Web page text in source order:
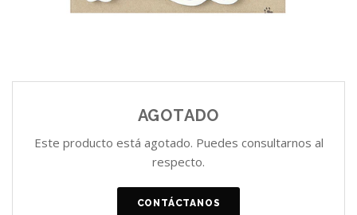
AGOTADO
Este producto está agotado. Puedes consultarnos al
respecto.
CONTÁCTANOS